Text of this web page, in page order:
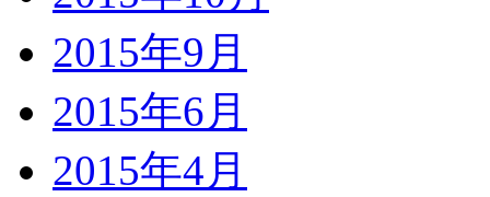
2015年9月
2015年6月
2015年4月